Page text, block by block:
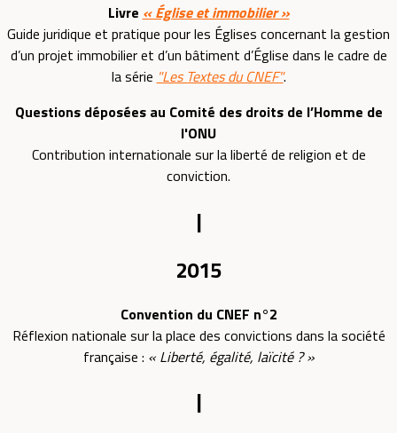
Livre « Église et immobilier »
Guide juridique et pratique pour les Églises concernant la gestion
d’un projet immobilier et d’un bâtiment d’Église dans le cadre de
la série "Les Textes du CNEF".
Questions déposées au Comité des droits de l’Homme de
l'ONU
Contribution internationale sur la liberté de religion et de
conviction.
|
2015
Convention du CNEF n°2
Réflexion nationale sur la place des convictions dans la société
française : « Liberté, égalité, laïcité ? »
|